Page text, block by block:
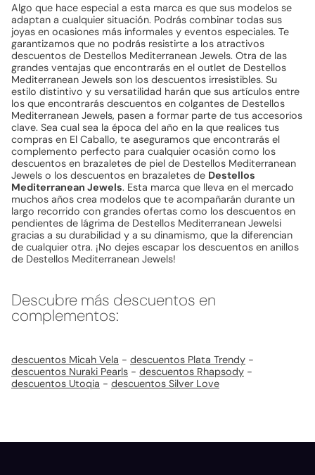
Algo que hace especial a esta marca es que sus modelos se
adaptan a cualquier situación. Podrás combinar todas sus
joyas en ocasiones más informales y eventos especiales. Te
garantizamos que no podrás resistirte a los atractivos
descuentos de Destellos Mediterranean Jewels. Otra de las
grandes ventajas que encontrarás en el outlet de Destellos
Mediterranean Jewels son los descuentos irresistibles. Su
estilo distintivo y su versatilidad harán que sus artículos entre
los que encontrarás descuentos en colgantes de Destellos
Mediterranean Jewels, pasen a formar parte de tus accesorios
clave. Sea cual sea la época del año en la que realices tus
compras en El Caballo, te aseguramos que encontrarás el
complemento perfecto para cualquier ocasión como los
descuentos en brazaletes de piel de Destellos Mediterranean
Jewels o los descuentos en brazaletes de Destellos
Mediterranean Jewels. Esta marca que lleva en el mercado
muchos años crea modelos que te acompañarán durante un
largo recorrido con grandes ofertas como los descuentos en
pendientes de lágrima de Destellos Mediterranean Jewelsi
gracias a su durabilidad y a su dinamismo, que la diferencian
de cualquier otra. ¡No dejes escapar los descuentos en anillos
de Destellos Mediterranean Jewels!
Descubre más descuentos en
complementos:
descuentos Micah Vela - descuentos Plata Trendy -
descuentos Nuraki Pearls - descuentos Rhapsody -
descuentos Utoqia - descuentos Silver Love